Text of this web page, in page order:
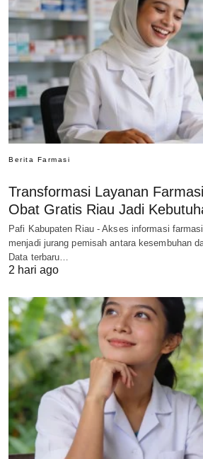
Berita Farmasi
Transformasi Layanan
Obat Gratis Riau Jadi
Pafi Kabupaten Riau - Akses informasi
menjadi jurang pemisah antara kesembuhan
Data terbaru…
2 hari ago